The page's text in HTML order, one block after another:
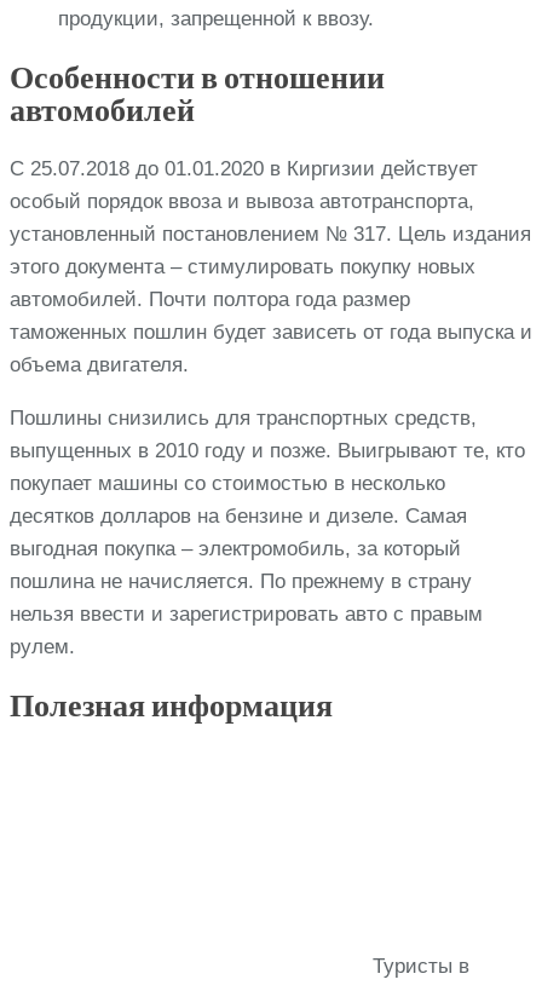
продукции, запрещенной к ввозу.
Особенности в отношении
автомобилей
С 25.07.2018 до 01.01.2020 в Киргизии действует
особый порядок ввоза и вывоза автотранспорта,
установленный постановлением № 317. Цель издания
этого документа – стимулировать покупку новых
автомобилей. Почти полтора года размер
таможенных пошлин будет зависеть от года выпуска и
объема двигателя.
Пошлины снизились для транспортных средств,
выпущенных в 2010 году и позже. Выигрывают те, кто
покупает машины со стоимостью в несколько
десятков долларов на бензине и дизеле. Самая
выгодная покупка – электромобиль, за который
пошлина не начисляется. По прежнему в страну
нельзя ввести и зарегистрировать авто с правым
рулем.
Полезная информация
Туристы в